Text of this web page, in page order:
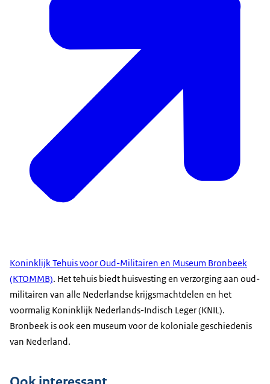
Koninklijk Tehuis voor Oud-Militairen en Museum Bronbeek
(KTOMMB). Het tehuis biedt huisvesting en verzorging aan oud-
militairen van alle Nederlandse krijgsmachtdelen en het
voormalig Koninklijk Nederlands-Indisch Leger (KNIL).
Bronbeek is ook een museum voor de koloniale geschiedenis
van Nederland.